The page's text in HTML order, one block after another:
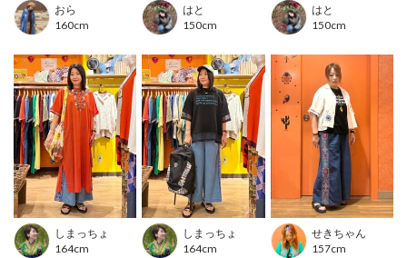
洗濯絵表示について
透け感：透けない
伸縮性：なし
裏地 ：なし
光沢 ：なし
生地の厚さ：普通
ポケット：あり
---------------------------------
-こだわりの詰まったプレミアムコレクション-
伝統技術や刺繍などを贅沢に施した、一味違ったプレミアムな商品をお
楽しみいただけます。
おら
160cm
はと
150cm
はと
150cm
しまっちょ
164cm
しまっちょ
164cm
せきちゃん
157cm